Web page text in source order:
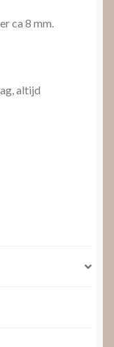
ca 8 mm.
altijd